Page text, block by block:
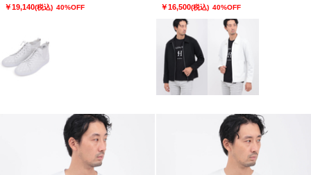
￥19,140(税込) 40%OFF ￥16,500(税込) 40%OFF